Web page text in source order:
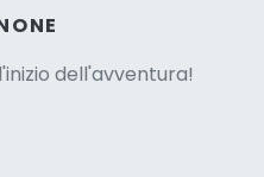
dell'avventura!